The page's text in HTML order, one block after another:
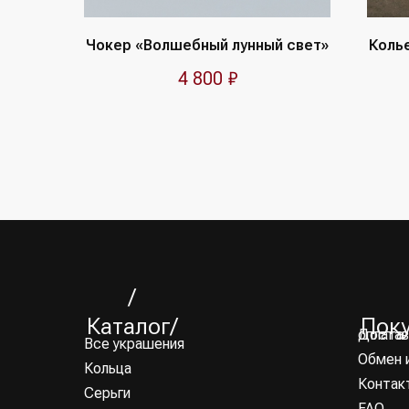
Чокер «Волшебный лунный свет»
4 800 ₽
/
Каталог/
Все украшения
Доставка и оплата
Кольца
Обмен
Серьги